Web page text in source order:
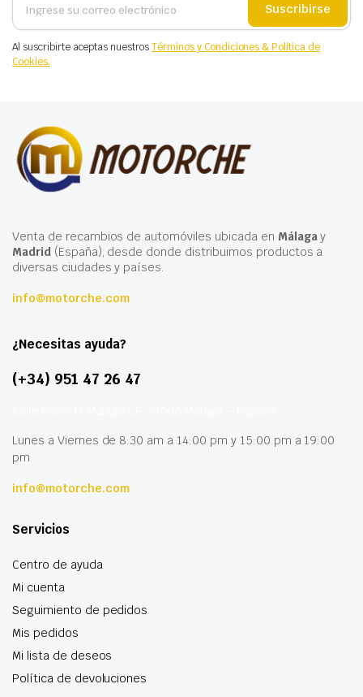
Suscribirse
Al suscribirte aceptas nuestrosTérminos y Condiciones & Política de
Cookies.
Venta de recambios de automóviles ubicada en Málagay
Madrid(España), desde donde distribuimos productos a
diversas ciudades y países.
info@motorche.com
¿Necesitas ayuda?
(+34) 951 47 26 47
Lunes a Viernes de 8:30 am a 14:00 pm y 15:00 pm a 19:00
pm
info@motorche.com
Servicios
Centro de ayuda
Mi cuenta
Seguimiento de pedidos
Mis pedidos
Mi lista de deseos
Política de devoluciones